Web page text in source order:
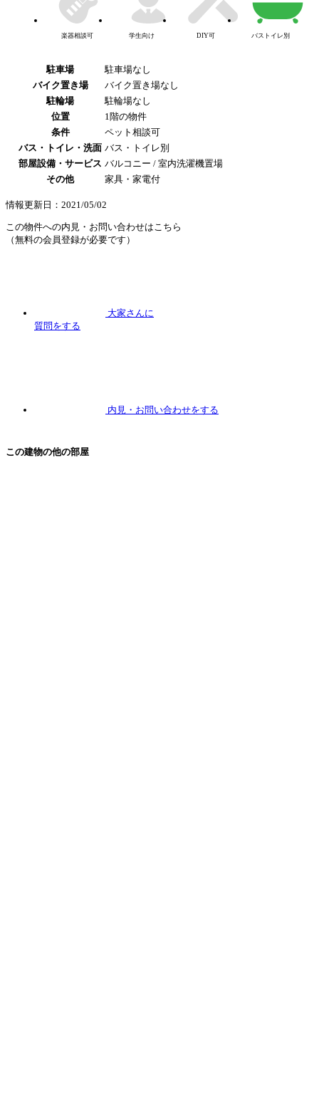
楽器相談可 学生向け DIY可 バストイレ別
駐車場
駐車場なし
バイク置き場
バイク置き場なし
駐輪場
駐輪場なし
位置
1階の物件
条件
ペット相談可
バス・トイレ・洗面 バス・トイレ別
部屋設備・サービス バルコニー / 室内洗濯機置場
その他
家具・家電付
情報更新日：2021/05/02
この物件への内見・お問い合わせはこちら
（無料の会員登録が必要です）
大家さんに
質問をする
内見 ・お問い合わせをする
この建物の他の部屋